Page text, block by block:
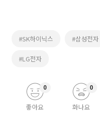
#SK하이닉스 #삼성전자
#LG전자
좋아요
0
화나요
0